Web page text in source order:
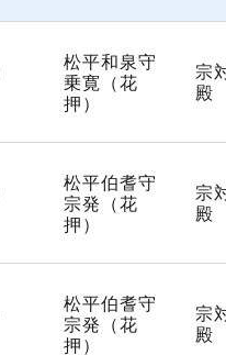
松平和泉守
乗寛（花
押）
宗
殿
松平伯耆守
宗発（花
押）
宗
殿
松平伯耆守
宗発（花
押）
宗
殿